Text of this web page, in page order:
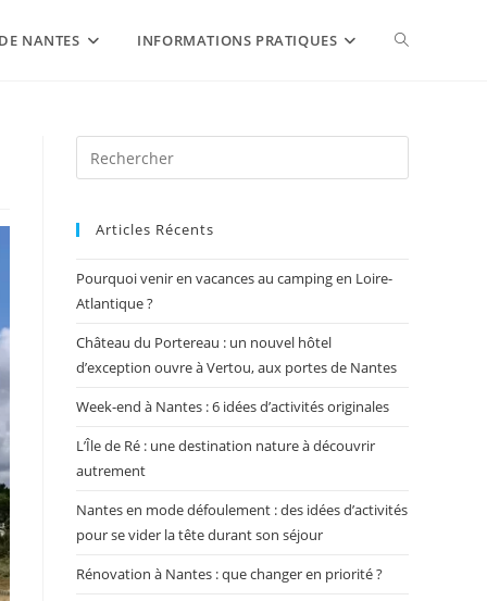
NANTES INFORMATIONS PRATIQUES
Articles Récents
Pourquoi venir en vacances au camping en Loire-
Atlantique ?
Château du Portereau : un nouvel hôtel
d’exception ouvre à Vertou, aux portes de Nantes
Week-end à Nantes : 6 idées d’activités originales
L’Île de Ré : une destination nature à découvrir
autrement
Nantes en mode défoulement : des idées d’activités
pour se vider la tête durant son séjour
Rénovation à Nantes : que changer en priorité ?